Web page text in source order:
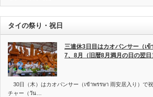
タイの祭り・祝日
三連休3日目はカオパンサー（เข้
7、8月（旧暦8月満月の日の翌日
30日（木）はカオパンサー（เข้าพรรษา 雨安居入り）で
チャー（วัน…